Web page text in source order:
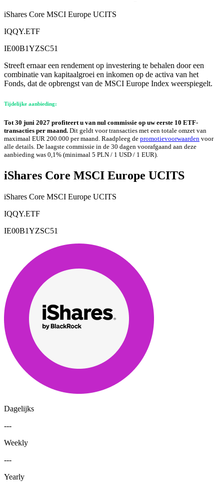
iShares Core MSCI Europe UCITS
IQQY.ETF
IE00B1YZSC51
Streeft ernaar een rendement op investering te behalen door een
combinatie van kapitaalgroei en inkomen op de activa van het
Fonds, dat de opbrengst van de MSCI Europe Index weerspiegelt.
Tijdelijke aanbieding:
Tot 30 juni 2027 profiteert u van nul commissie op uw eerste 10 ETF-
transacties per maand. Dit geldt voor transacties met een totale omzet van
maximaal EUR 200.000 per maand. Raadpleeg de promotievoorwaarden voor
alle details. De laagste commissie in de 30 dagen voorafgaand aan deze
aanbieding was 0,1% (minimaal 5 PLN / 1 USD / 1 EUR).
iShares Core MSCI Europe UCITS
iShares Core MSCI Europe UCITS
IQQY.ETF
IE00B1YZSC51
Dagelijks
---
Weekly
---
Yearly